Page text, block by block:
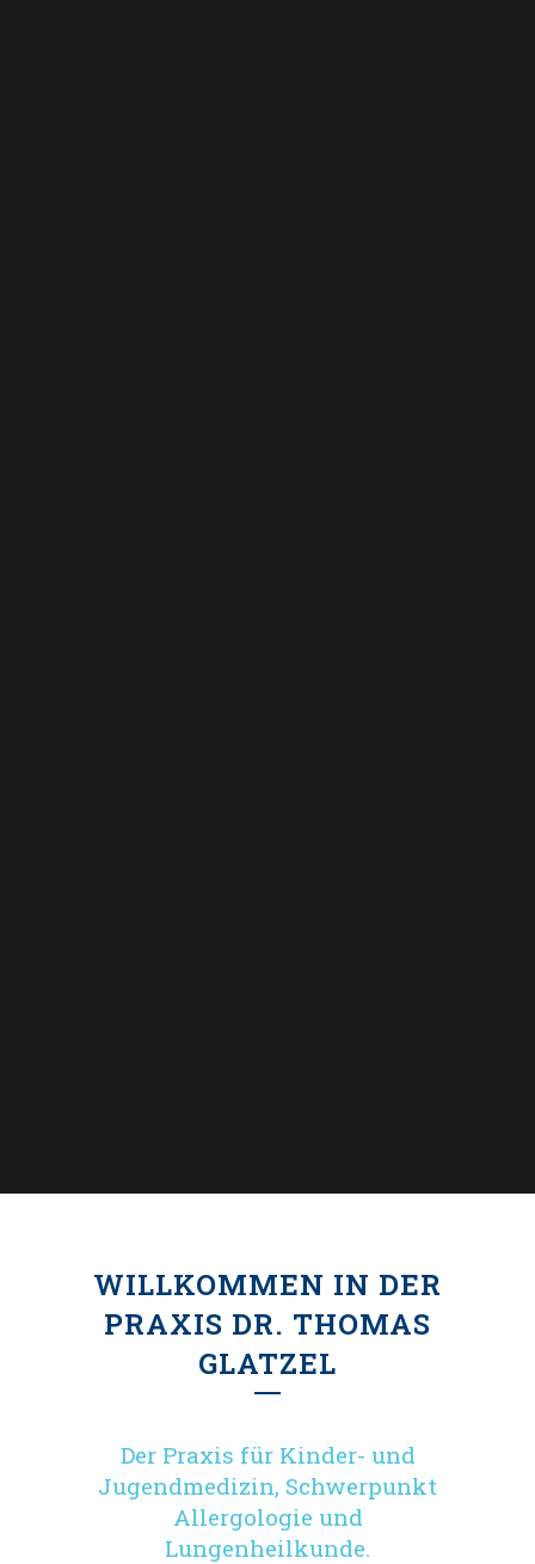
WILLKOMMEN IN DER
PRAXIS DR. THOMAS
GLATZEL
Der Praxis für Kinder- und
Jugendmedizin, Schwerpunkt
Allergologie und
Lungenheilkunde.